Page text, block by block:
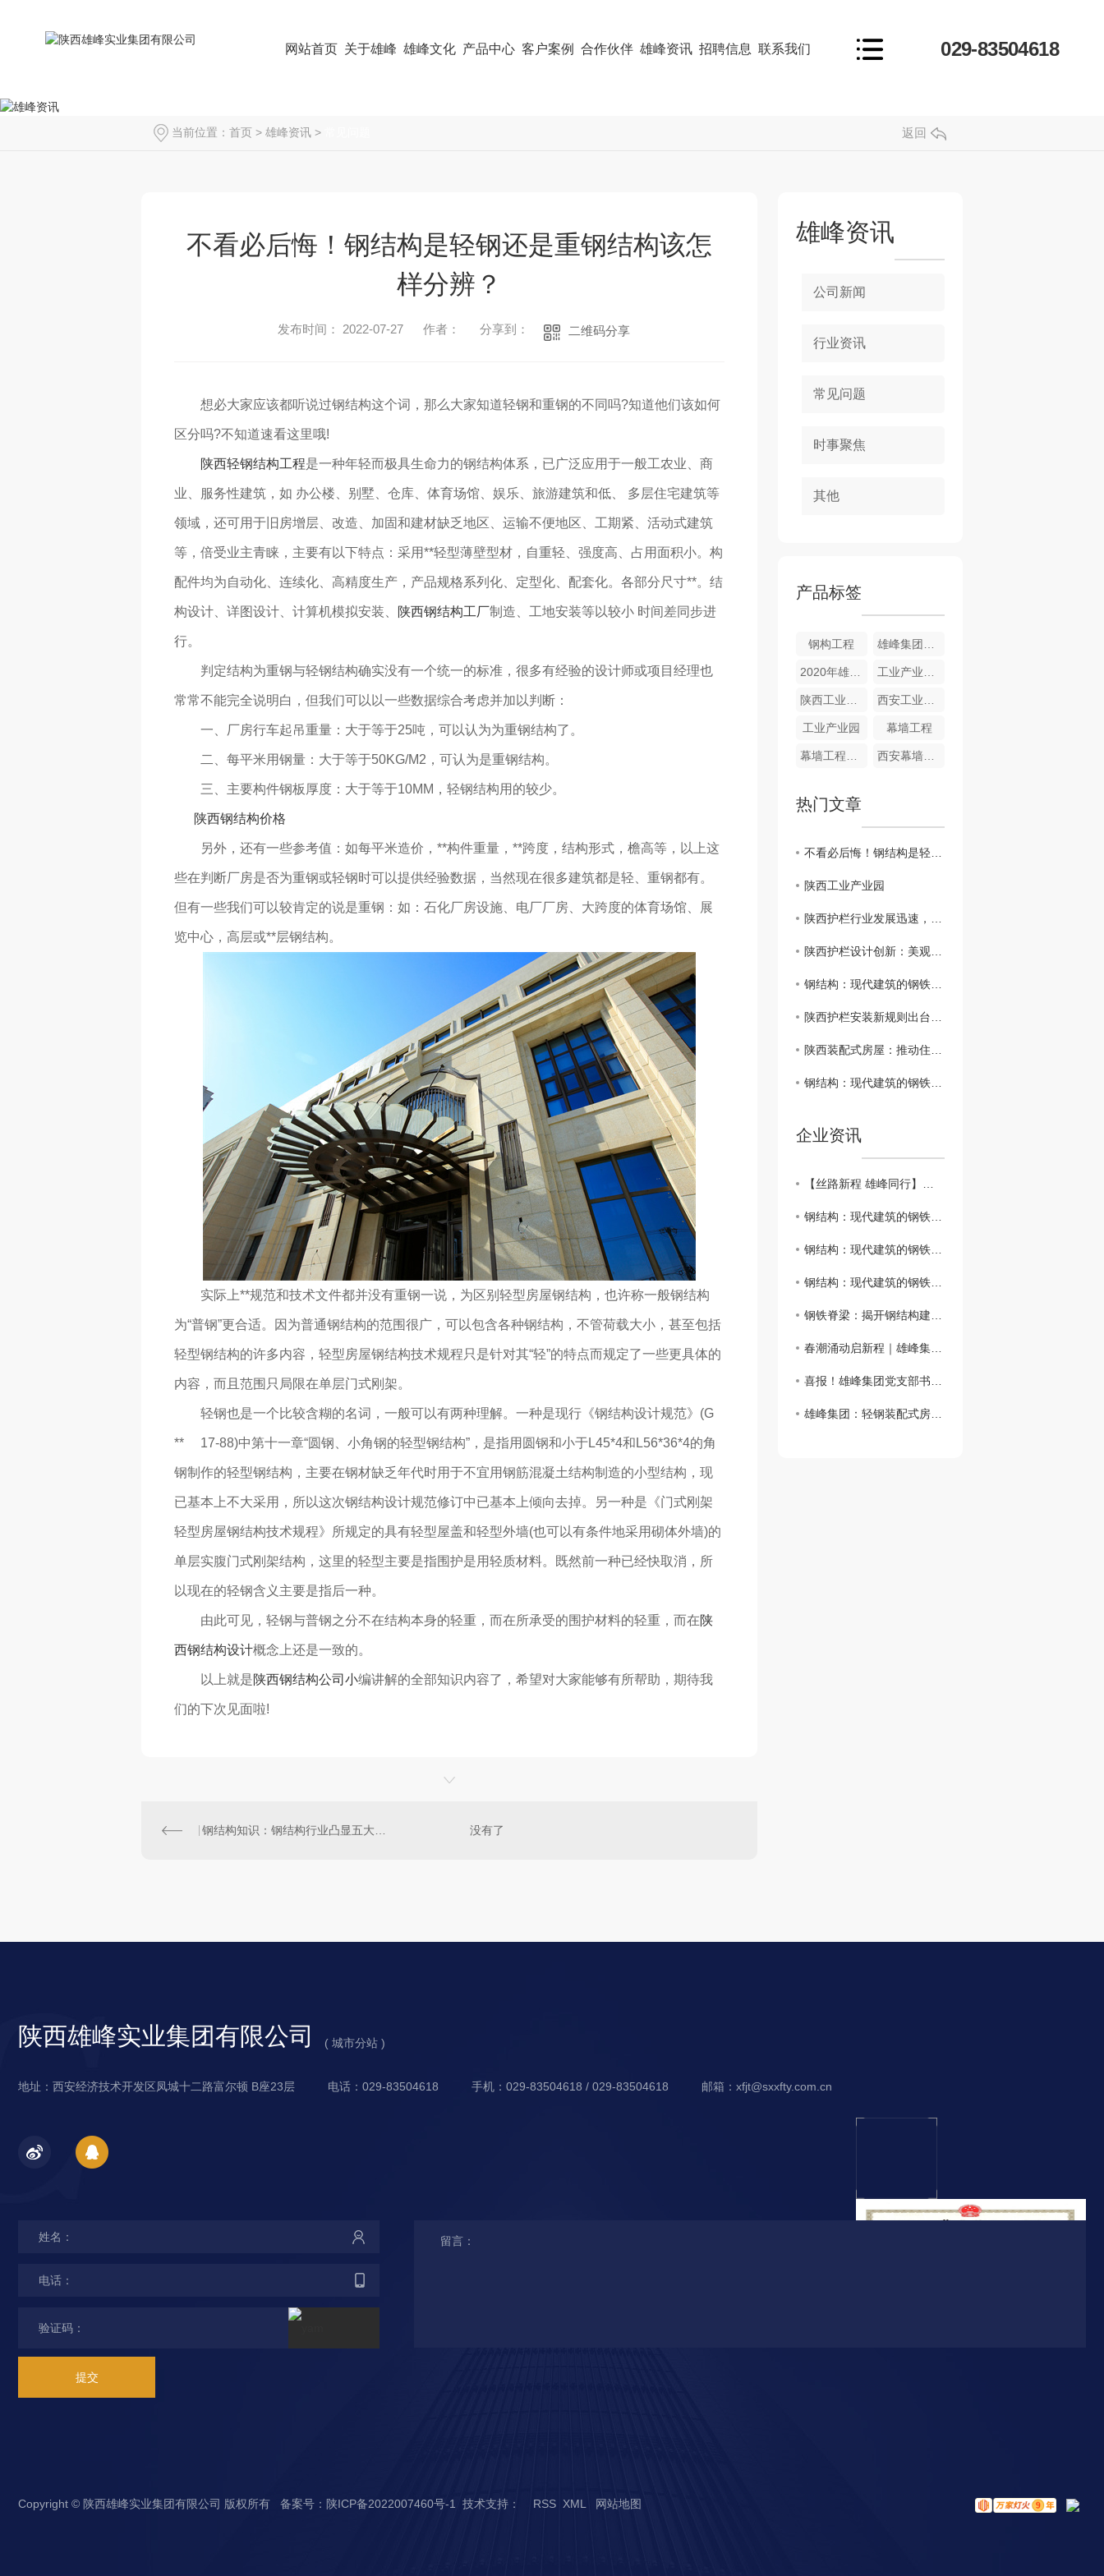
029-83504618
网站首页 关于雄峰 雄峰文化 产品中心 客户案例 合作伙伴 雄峰资讯 招聘信息 联系我们
当前位置： 首页 > 雄峰资讯 > 返回
不看必后悔！钢结构是轻钢还是重钢结构该怎
样分辨？
发布时间： 2022-07-27 作者： 分享到： 二维码分享
想必大家应该都听说过钢结构这个词，那么大家知道轻钢和重钢的不同吗?知道他们该如何
区分吗?不知道速看这里哦!
陕西轻钢结构工程是一种年轻而极具生命力的钢结构体系，已广泛应用于一般工农业、商
业、服务性建筑，如 办公楼、别墅、仓库、体育场馆、娱乐、旅游建筑和低、 多层住宅建筑等
领域，还可用于旧房增层、改造、加固和建材缺乏地区、运输不便地区、工期紧、活动式建筑
等，倍受业主青睐，主要有以下特点：采用**轻型薄壁型材，自重轻、强度高、占用面积小。构
配件均为自动化、连续化、高精度生产，产品规格系列化、定型化、配套化。各部分尺寸**。结
构设计、详图设计、计算机模拟安装、 陕西钢结构工厂制造、工地安装等以较小 时间差同步进
行。
判定结构为重钢与轻钢结构确实没有一个统一的标准，很多有经验的设计师或项目经理也
常常不能完全说明白，但我们可以以一些数据综合考虑并加以判断：
一、厂房行车起吊重量：大于等于25吨，可以认为为重钢结构了。
二、每平米用钢量：大于等于50KG/M2，可认为是重钢结构。
三、主要构件钢板厚度：大于等于10MM，轻钢结构用的较少。
陕西钢结构价格
另外，还有一些参考值：如每平米造价，**构件重量，**跨度，结构形式，檐高等，以上这
些在判断厂房是否为重钢或轻钢时可以提供经验数据，当然现在很多建筑都是轻、重钢都有。
但有一些我们可以较肯定的说是重钢：如：石化厂房设施、电厂厂房、大跨度的体育场馆、展
览中心，高层或**层钢结构。
实际上**规范和技术文件都并没有重钢一说，为区别轻型房屋钢结构，也许称一般钢结构
为“普钢”更合适。因为普通钢结构的范围很广，可以包含各种钢结构，不管荷载大小，甚至包括
轻型钢结构的许多内容，轻型房屋钢结构技术规程只是针对其“轻”的特点而规定了一些更具体的
内容，而且范围只局限在单层门式刚架。
轻钢也是一个比较含糊的名词，一般可以有两种理解。一种是现行《钢结构设计规范》(G
** 17-88)中第十一章“圆钢、小角钢的轻型钢结构”，是指用圆钢和小于L45*4和L56*36*4的角
钢制作的轻型钢结构，主要在钢材缺乏年代时用于不宜用钢筋混凝土结构制造的小型结构，现
已基本上不大采用，所以这次钢结构设计规范修订中已基本上倾向去掉。另一种是《门式刚架
轻型房屋钢结构技术规程》所规定的具有轻型屋盖和轻型外墙(也可以有条件地采用砌体外墙)的
单层实腹门式刚架结构，这里的轻型主要是指围护是用轻质材料。既然前一种已经快取消，所
以现在的轻钢含义主要是指后一种。
由此可见，轻钢与普钢之分不在结构本身的轻重，而在所承受的围护材料的轻重，而在陕
西钢结构设计概念上还是一致的。
以上就是陕西钢结构公司小编讲解的全部知识内容了，希望对大家能够有所帮助，期待我
们的下次见面啦!
钢结构知识：钢结构行业凸显五大弊端 没有了
雄峰资讯
公司新闻
行业资讯
常见问题
时事聚焦
其他
产品标签
钢构工程 雄峰集团企业宣传片
2020年雄峰集团 工业产业园建设
陕西工业产业园 西安工业产业园
工业产业园 幕墙工程
幕墙工程厂家 西安幕墙工程
热门文章
不看必后悔！钢结构是轻钢还是重钢结构该怎样分辨？
陕西工业产业园
陕西护栏行业发展迅速，成为交通建设重要组成部分
陕西护栏设计创新：美观实用并重
钢结构：现代建筑的钢铁脊梁
陕西护栏安装新规则出台，提升公路 保障
陕西装配式房屋：推动住房领域可持续发展
钢结构：现代建筑的钢铁脊梁
企业资讯
【丝路新程 雄峰同行】｜霍尔果斯清水河配套园区考察团莅临雄峰集团亚美创新产业园考察交流
钢结构：现代建筑的钢铁脊梁
钢结构：现代建筑的钢铁脊梁
钢结构：现代建筑的钢铁脊梁
钢铁脊梁：揭开钢结构建筑的神秘面纱
春潮涌动启新程｜雄峰集团2026年开年工作会圆满召开
喜报！雄峰集团党支部书记、总经理刘丽恒荣获“西安市劳动模范”荣誉称号
雄峰集团：轻钢装配式房屋，开启海外市场新征程
陕西雄峰实业集团有限公司 ( 城市分站 )
城
地址：西安经济技术开发区凤城十二路富尔顿 B座23层 电话：029-83504618 手机：029-83504618 / 029-83504618 邮箱：xfjt@sxxfty.com.cn
提交
Copyright © 陕西雄峰实业集团有限公司 版权所有 备案号： 陕ICP备2022007460号-1 技术支持： RSS XML 网站地图